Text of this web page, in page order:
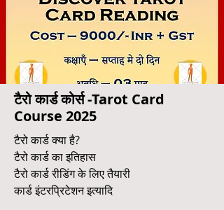
टैरो कार्ड कोर्स -Tarot Card
Course 2025
टैरो कार्ड क्या है?
टैरो कार्ड का इतिहास
टैरो कार्ड रीडिंग के लिए तैयारी
कार्ड इंटरप्रिटेशन इत्यादि